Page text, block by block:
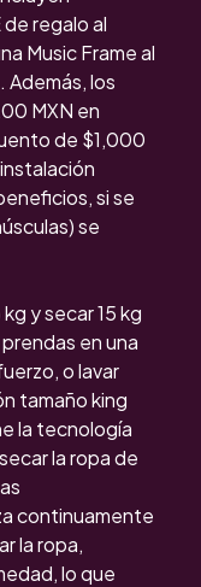
regaloal
Music Frame al
. Además, los
MXN en
de $1,000
si se
se
y secar 15 kg
en una
o lavar
tamaño king
la tecnología
la ropa de
continuamente
la ropa,
lo que